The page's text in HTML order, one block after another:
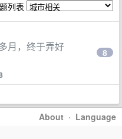
列表
月，终于弄好
8
About · Language